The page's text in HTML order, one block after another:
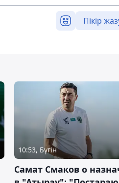
Пікір
10:53, Бүгін
Самат Смаков о